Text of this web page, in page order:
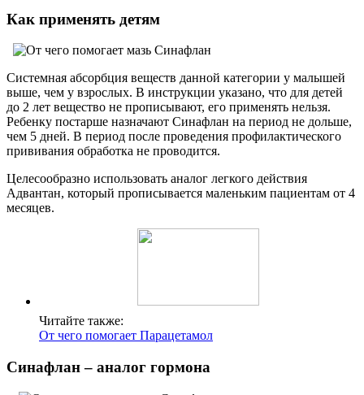
Как применять детям
Системная абсорбция веществ данной категории у малышей
выше, чем у взрослых. В инструкции указано, что для детей
до 2 лет вещество не прописывают, его применять нельзя.
Ребенку постарше назначают Синафлан на период не дольше,
чем 5 дней. В период после проведения профилактического
прививания обработка не проводится.
Целесообразно использовать аналог легкого действия
Адвантан, который прописывается маленьким пациентам от 4
месяцев.
Читайте также:
От чего помогает Парацетамол
Синафлан – аналог гормона